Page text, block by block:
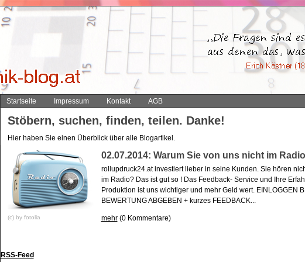
Startseite Impressum Kontakt AGB
Stöbern, suchen, finden, teilen. Danke!
Hier haben Sie einen Überblick über alle Blogartikel.
(c) by fotolia
02.07.2014: Warum Sie von uns nicht im
rollupdruck24.at investiert lieber in seine Kunden. Sie hören
im Radio? Das ist gut so ! Das Feedback- Service und Ihre
Produktion ist uns wichtiger und mehr Geld wert. EINLOGGEN
BEWERTUNG ABGEBEN + kurzes FEEDBACK...
mehr(0 Kommentare)
RSS-Feed